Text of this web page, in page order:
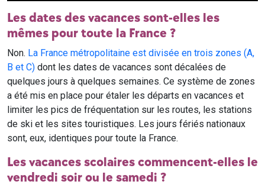
Les dates des vacances sont-elles les
mêmes pour toute la France ?
Non. La France métropolitaine est divisée en trois zones (A,
B et C) dont les dates de vacances sont décalées de
quelques jours à quelques semaines. Ce système de zones
a été mis en place pour étaler les départs en vacances et
limiter les pics de fréquentation sur les routes, les stations
de ski et les sites touristiques. Les jours fériés nationaux
sont, eux, identiques pour toute la France.
Les vacances scolaires commencent-elles le
vendredi soir ou le samedi ?